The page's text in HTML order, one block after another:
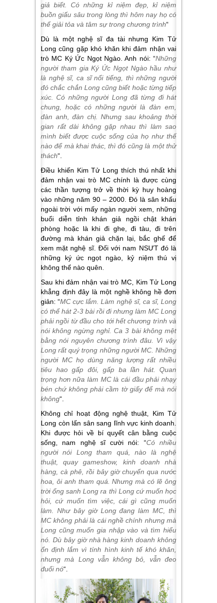
giả biết. Có những kỉ niệm đẹp, kỉ niệm
buồn giấu sâu trong lòng thì hôm nay họ có
thể giải tỏa và tâm sự trong chương trình“
Dù là một nghệ sĩ đa tài nhưng Kim Tử
Long cũng gặp khó khăn khi đảm nhận vai
trò MC Ký Ức Ngọt Ngào. Anh nói: “Những
người tham gia Ký Ức Ngọt Ngào hầu như
là nghệ sĩ, ca sĩ nổi tiếng, thì những người
đó chắc chắn Long cũng biết hoặc từng tiếp
xúc. Có những người Long đã từng đi hát
chung, hoặc có những người là đàn em,
đàn anh, đàn chị. Nhưng sau khoảng thời
gian rất dài không gặp nhau thì làm sao
mình biết được cuộc sống của họ như thế
nào để mà khai thác, thì đó cũng là một thử
thách“.
Điều khiến Kim Tử Long thích thú nhất khi
đảm nhận vai trò MC chính là được cùng
các thần tượng trở về thời kỳ huy hoàng
vào những năm 90 – 2000. Đó là sân khấu
ngoài trời với mấy ngàn người xem, những
buổi diễn tỉnh khán giả ngồi chật khán
phòng hoặc là khi đi ghe, đi tàu, đi trên
đường mà khán giả chặn lại, bắc ghế để
xem mặt nghệ sĩ. Đối với nam NSƯT đó là
những ký ức ngọt ngào, kỷ niệm thú vị
không thể nào quên.
Sau khi đảm nhận vai trò MC, Kim Tử Long
khẳng định đây là một nghề không hề đơn
giản: “MC cực lắm. Làm nghệ sĩ, ca sĩ, Long
có thể hát 2-3 bài rồi đi nhưng làm MC Long
phải ngồi từ đầu cho tới hết chương trình và
nói không ngừng nghỉ. Ca 3 bài không mệt
bằng nói nguyên chương trình đâu. Vì vậy
Long rất quý trọng những người MC. Những
người MC họ dùng năng lượng rất nhiều
tiêu hao gấp đôi, gấp ba lần hát. Quan
trọng hơn nữa làm MC là cái đầu phải nhạy
bén chứ không phải cầm tờ giấy để mà nói
không“.
Không chỉ hoạt động nghệ thuật, Kim Tử
Long còn lấn sân sang lĩnh vực kinh doanh.
Khi được hỏi về bí quyết cân bằng cuộc
sống, nam nghệ sĩ cười nói: “Có nhiều
người nói Long tham quá, nào là nghệ
thuật, quay gameshow, kinh doanh nhà
hàng, cà phê, rồi bây giờ chuyển qua nước
hoa, ôi anh tham quá. Nhưng mà có lẽ ông
trời ổng sanh Long ra thì Long cứ muốn học
hỏi, cứ muốn tìm việc, cái gì cũng muốn
làm. Như bây giờ Long đang làm MC, thì
MC không phải là cái nghề chính nhưng mà
Long cũng muốn gia nhập vào và tìm hiểu
nó. Dù bây giờ nhà hàng kinh doanh không
ổn định lắm vì tính hình kinh tế khó khăn,
nhưng mà Long vẫn không bỏ, vẫn đeo
đuổi nó“.